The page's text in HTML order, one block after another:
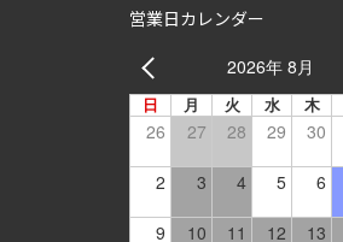
営業日カレンダー
2026年 8月
日 月 火 水 木
26 27 28 29 30
2 3 4 5 6
9 10 11 12 13